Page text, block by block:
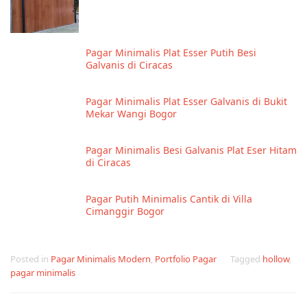
Pagar Minimalis Plat Esser Putih Besi
Galvanis di Ciracas
Pagar Minimalis Plat Esser Galvanis di Bukit
Mekar Wangi Bogor
Pagar Minimalis Besi Galvanis Plat Eser Hitam
di Ciracas
Pagar Putih Minimalis Cantik di Villa
Cimanggir Bogor
Posted in Pagar Minimalis Modern, Portfolio Pagar Tagged hollow,
pagar minimalis